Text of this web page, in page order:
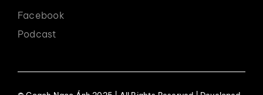
Facebook
Podcast